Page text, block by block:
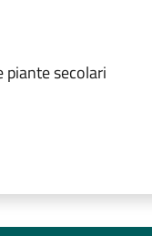
piante secolari